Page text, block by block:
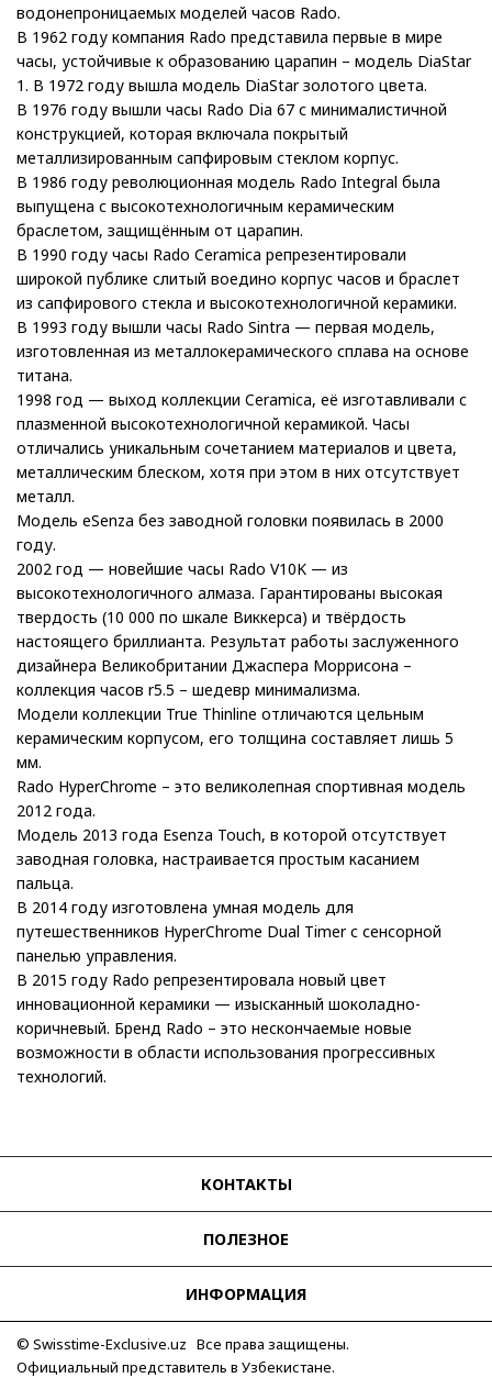
водонепроницаемых моделей часов Rado.
В 1962 году компания Rado представила первые в мире
часы, устойчивые к образованию царапин – модель DiaStar
1. В 1972 году вышла модель DiaStar золотого цвета.
В 1976 году вышли часы Rado Dia 67 с минималистичной
конструкцией, которая включала покрытый
металлизированным сапфировым стеклом корпус.
В 1986 году революционная модель Rado Integral была
выпущена с высокотехнологичным керамическим
браслетом, защищённым от царапин.
В 1990 году часы Rado Ceramica репрезентировали
широкой публике слитый воедино корпус часов и браслет
из сапфирового стекла и высокотехнологичной керамики.
В 1993 году вышли часы Rado Sintra — первая модель,
изготовленная из металлокерамического сплава на основе
титана.
1998 год — выход коллекции Ceramica, её изготавливали с
плазменной высокотехнологичной керамикой. Часы
отличались уникальным сочетанием материалов и цвета,
металлическим блеском, хотя при этом в них отсутствует
металл.
Модель eSenza без заводной головки появилась в 2000
году.
2002 год — новейшие часы Rado V10K — из
высокотехнологичного алмаза. Гарантированы высокая
твердость (10 000 по шкале Виккерса) и твёрдость
настоящего бриллианта. Результат работы заслуженного
дизайнера Великобритании Джаспера Моррисона –
коллекция часов r5.5 – шедевр минимализма.
Модели коллекции True Thinline отличаются цельным
керамическим корпусом, его толщина составляет лишь 5
мм.
Rado HyperChrome – это великолепная спортивная модель
2012 года.
Модель 2013 года Esenza Touch, в которой отсутствует
заводная головка, настраивается простым касанием
пальца.
В 2014 году изготовлена умная модель для
путешественников HyperChrome Dual Timer с сенсорной
панелью управления.
В 2015 году Rado репрезентировала новый цвет
инновационной керамики — изысканный шоколадно-
коричневый. Бренд Rado – это нескончаемые новые
возможности в области использования прогрессивных
технологий.
КОНТАКТЫ
ПОЛЕЗНОЕ
ИНФОРМАЦИЯ
© Swisstime-Exclusive.uz Все права защищены.
Официальный представитель в Узбекистане.